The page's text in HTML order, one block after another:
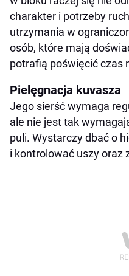
charakter i potrzeby
utrzymania w
osób, które mają
potrafią poświęcić czas
Pielęgnacja kuvasza
Jego sierść wymaga
ale nie jest tak
puli. Wystarczy dbać o
i kontrolować uszy oraz